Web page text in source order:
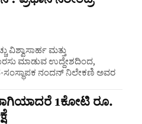
ವಿಶ್ವಾಸಾರ್ಹ ಮತ್ತು
ಮಾಡುವ ಉದ್ದೇಶದಿಂದ,
ಸಂಸ್ಥಾಪಕ ನಂದನ್ ನಿಲೇಕಣಿ ಅವರ
ಭಾಗಿಯಾದರೆ 1ಕೋಟಿ ರೂ.